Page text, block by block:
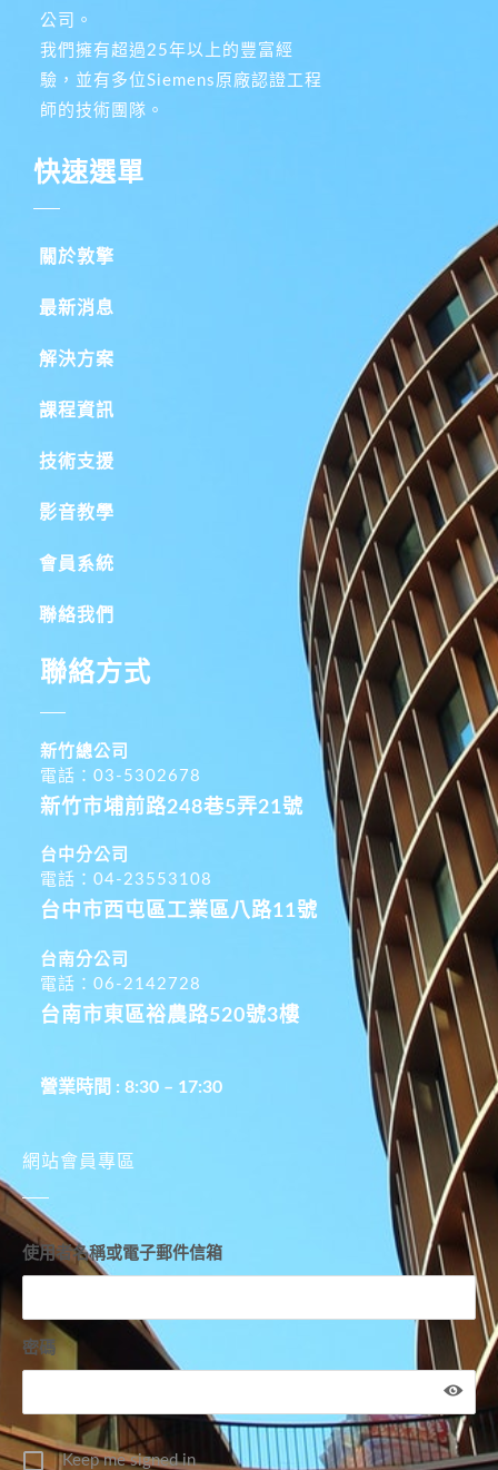
公司。
我們擁有超過25年以上的豐富經
驗，並有多位Siemens原廠認證工程
師的技術團隊。
快速選單
關於敦擎
最新消息
解決方案
課程資訊
技術支援
影音教學
會員系統
聯絡我們
聯絡方式
新竹總公司
電話：03-5302678
新竹市埔前路248巷5弄21號
台中分公司
電話：04-23553108
台中市西屯區工業區八路11號
台南分公司
電話：06-2142728
台南市東區裕農路520號3樓
營業時間 : 8:30 – 17:30
網站會員專區
使用者名稱或電子郵件信箱
密碼
Keep me signed in